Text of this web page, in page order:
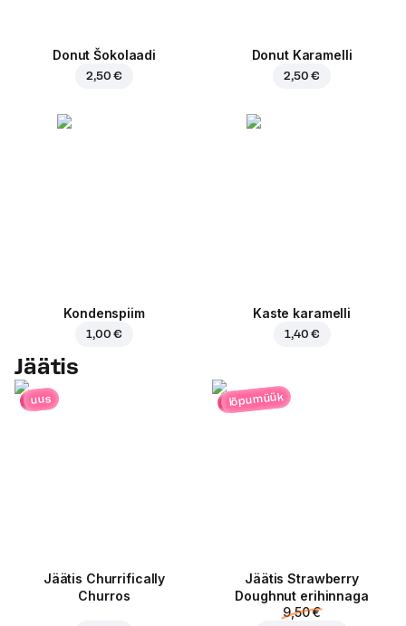
Donut Šokolaadi
2,50 €
Donut Karamelli
2,50 €
Kondenspiim
1,00 €
Kaste karamelli
1,40 €
Jäätis
uus
Jäätis Churrifically
Churros
lõpumüük
Jäätis Strawberry
Doughnut erihinnaga
9,50 €